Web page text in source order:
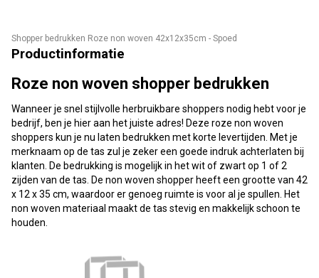
Shopper bedrukken Roze non woven 42x12x35cm - Spoed
Productinformatie
Roze non woven shopper bedrukken
Wanneer je snel stijlvolle herbruikbare shoppers nodig hebt voor je
bedrijf, ben je hier aan het juiste adres! Deze roze non woven
shoppers kun je nu laten bedrukken met korte levertijden. Met je
merknaam op de tas zul je zeker een goede indruk achterlaten bij
klanten. De bedrukking is mogelijk in het wit of zwart op 1 of 2
zijden van de tas. De non woven shopper heeft een grootte van 42
x 12 x 35 cm, waardoor er genoeg ruimte is voor al je spullen. Het
non woven materiaal maakt de tas stevig en makkelijk schoon te
houden.